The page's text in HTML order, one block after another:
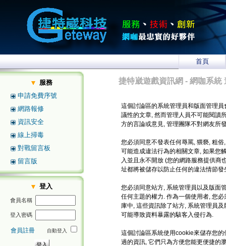
首頁
服務
申請免費序號
網路報修
資訊安全
線上掃毒
對戰留言板
留言版
登入
會員名稱
登入密碼
會員註冊 自動登入
捷特崴遊戲資訊網 - 網咖系統
這個討論區的系統管理員和版面管理
議性的文章, 然而管理人員不可能閱讀
方的言論或意見, 管理團隊不對網友所
您必須同意不發表任何辱罵, 猥褻, 粗
可能造成違法行為的相關文章, 如果您
入並且永不開放 (您的網路服務提供商
址都將被儲存以防止任何的違法情節發
您必須同意站方, 系統管理員以及版面
任何主題的權力. 作為一個使用者, 您
庫中, 這些資訊除了站方, 系統管理員
可能導致資料暴露的駭客入侵行為.
這個討論區系統使用cookie來儲存您
過的資訊, 它們只為方便您能更便捷的